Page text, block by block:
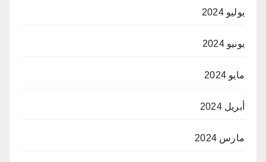
يوليو 2024
يونيو 2024
مايو 2024
أبريل 2024
مارس 2024